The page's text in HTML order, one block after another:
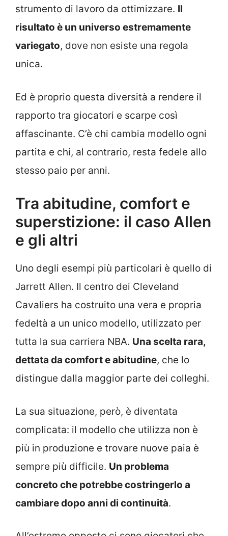
strumento di lavoro da ottimizzare. Il
risultato è un universo estremamente
variegato, dove non esiste una regola
unica.
Ed è proprio questa diversità a rendere il
rapporto tra giocatori e scarpe così
affascinante. C’è chi cambia modello ogni
partita e chi, al contrario, resta fedele allo
stesso paio per anni.
Tra abitudine, comfort e
superstizione: il caso Allen
e gli altri
Uno degli esempi più particolari è quello di
Jarrett Allen. Il centro dei Cleveland
Cavaliers ha costruito una vera e propria
fedeltà a un unico modello, utilizzato per
tutta la sua carriera NBA. Una scelta rara,
dettata da comfort e abitudine, che lo
distingue dalla maggior parte dei colleghi.
La sua situazione, però, è diventata
complicata: il modello che utilizza non è
più in produzione e trovare nuove paia è
sempre più difficile. Un problema
concreto che potrebbe costringerlo a
cambiare dopo anni di continuità.